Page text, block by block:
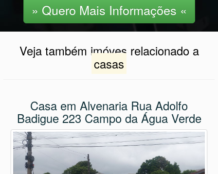
» Quero Mais Informações «
Veja também imóves relacionado a
casas
Casa em Alvenaria Rua Adolfo
Badigue 223 Campo da Água Verde